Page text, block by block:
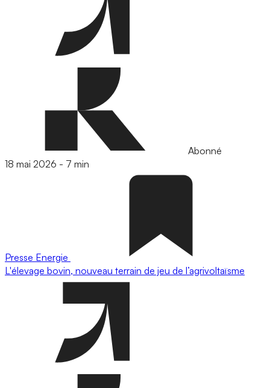
Abonné
18 mai 2026 - 7 min
Presse Energie
L'élevage bovin, nouveau terrain de jeu de l’agrivoltaïsme